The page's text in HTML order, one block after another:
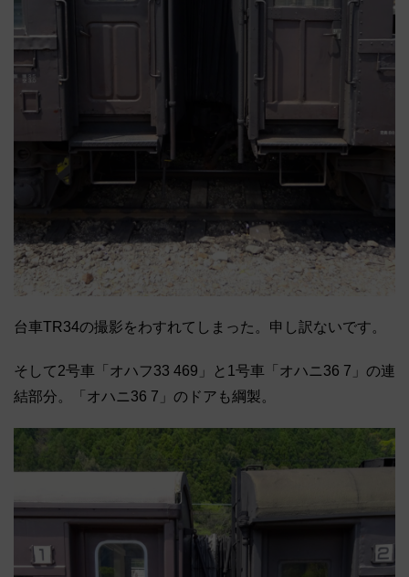
台車TR34の撮影をわすれてしまった。申し訳ないです。
そして2号車「オハフ33 469」と1号車「オハニ36 7」の連
結部分。「オハニ36 7」のドアも綱製。